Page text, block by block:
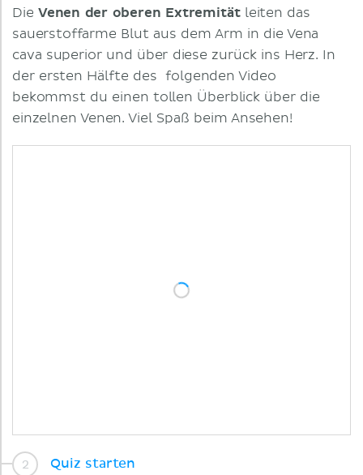
Die Venen der oberen Extremitätleiten das
sauerstoffarme Blut aus dem Arm in die Vena
cava superior und über diese zurück ins Herz. In
der ersten Hälfte des folgenden Video
bekommst du einen tollen Überblick über die
einzelnen Venen. Viel Spaß beim Ansehen!
Quiz starten